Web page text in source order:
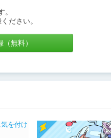
ださい。
無料）